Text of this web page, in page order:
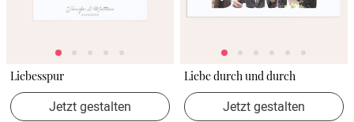
Liebesspur
Jetzt gestalten
Liebe durch und durch
Jetzt gestalten